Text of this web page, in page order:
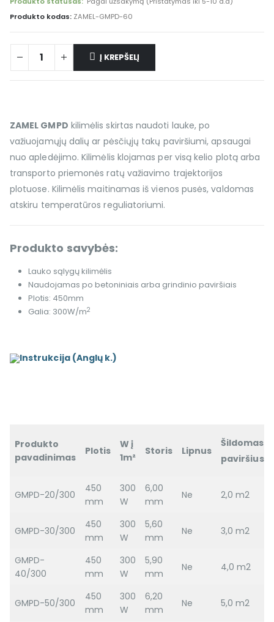
Produkto kodas: ZAMEL-GMPD-60
Į KREPŠELĮ
ZAMEL GMPD kilimėlis skirtas naudoti lauke, po
važiuojamųjų dalių ar pėsčiųjų takų paviršiumi, apsaugai
nuo apledėjimo. Kilimėlis klojamas per visą kelio plotą arba
transporto priemonės ratų važiavimo trajektorijos
plotuose. Kilimėlis maitinamas iš vienos pusės, valdomas
atskiru temperatūros reguliatoriumi.
Produkto savybės:
Lauko sąlygų kilimėlis
Naudojamas po betoniniais arba grindinio paviršiais
Plotis: 450mm
Galia: 300W/m2
Instrukcija (Anglų k.)
Produkto
pavadinimas
Plotis
W į
1m²
Storis Lipnus
Šildomas
paviršius
GMPD-20/300
450
mm
300
W
6,00
mm
Ne 2,0 m2
GMPD-30/300
450
mm
300
W
5,60
mm
Ne 3,0 m2
GMPD-
40/300
450
mm
300
W
5,90
mm
Ne 4,0 m2
GMPD-50/300
450
mm
300
W
6,20
mm
Ne 5,0 m2